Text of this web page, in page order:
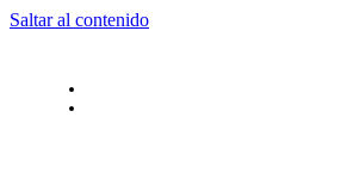
Saltar al contenido